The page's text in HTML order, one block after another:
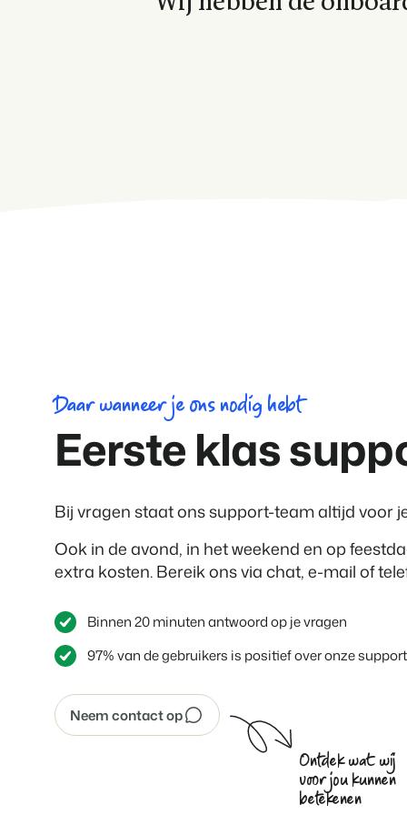
Daar wanneer je ons nodig hebt
Eerste klas
Bij vragen staat ons support-team altijd voor
Ook in de avond, in het weekend en op
extra kosten. Bereik ons via chat, e-mail of
Binnen 20 minuten antwoord op je vragen
97% van de gebruikers is positief over onze support
Neem contact op
Ontdek wat wij
voor jou kunnen
betekenen